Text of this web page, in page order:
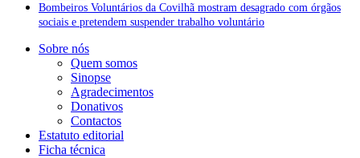
Bombeiros Voluntários da Covilhã mostram desagrado com órgãos
sociais e pretendem suspender trabalho voluntário
Sobre nós
Quem somos
Sinopse
Agradecimentos
Donativos
Contactos
Estatuto editorial
Ficha técnica